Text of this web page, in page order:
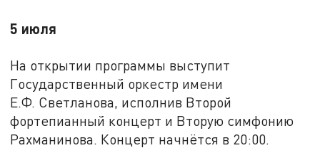
5 июля
На открытии программы выступит
Государственный оркестр имени
Е.Ф. Светланова, исполнив Второй
фортепианный концерт и Вторую симфонию
Рахманинова. Концерт начнётся в 20:00.